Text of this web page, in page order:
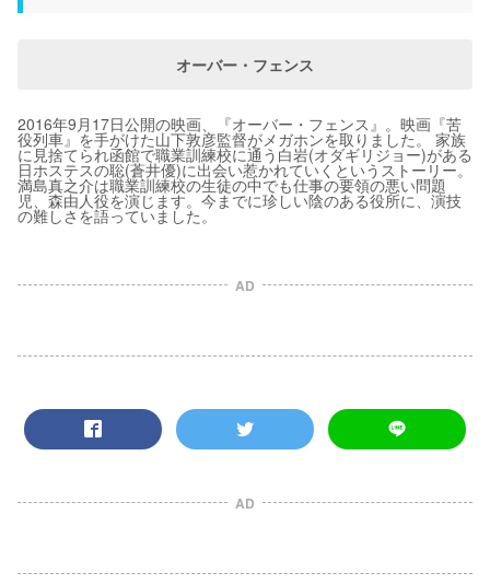
オーバー・フェンス
2016年9月17日公開の映画、『オーバー・フェンス』。映画『苦
役列車』を手がけた山下敦彦監督がメガホンを取りました。 家族
に見捨てられ函館で職業訓練校に通う白岩(オダギリジョー)がある
日ホステスの聡(蒼井優)に出会い惹かれていくというストーリー。
満島真之介は職業訓練校の生徒の中でも仕事の要領の悪い問題
児、森由人役を演じます。今までに珍しい陰のある役所に、演技
の難しさを語っていました。
AD
AD